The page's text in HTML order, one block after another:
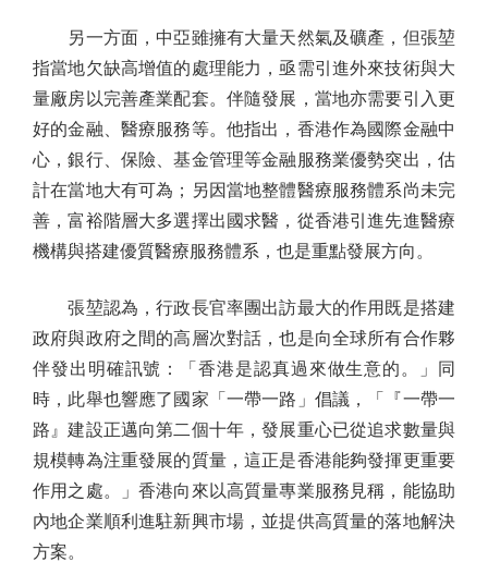
另一方面，中亞雖擁有大量天然氣及礦產，但張堃
指當地欠缺高增值的處理能力，亟需引進外來技術與大
量廠房以完善產業配套。伴隨發展，當地亦需要引入更
好的金融、醫療服務等。他指出，香港作為國際金融中
心，銀行、保險、基金管理等金融服務業優勢突出，估
計在當地大有可為；另因當地整體醫療服務體系尚未完
善，富裕階層大多選擇出國求醫，從香港引進先進醫療
機構與搭建優質醫療服務體系，也是重點發展方向。
張堃認為，行政長官率團出訪最大的作用既是搭建
政府與政府之間的高層次對話，也是向全球所有合作夥
伴發出明確訊號：「香港是認真過來做生意的。」同
時，此舉也響應了國家「一帶一路」倡議，「『一帶一
路』建設正邁向第二個十年，發展重心已從追求數量與
規模轉為注重發展的質量，這正是香港能夠發揮更重要
作用之處。」香港向來以高質量專業服務見稱，能協助
內地企業順利進駐新興市場，並提供高質量的落地解決
方案。